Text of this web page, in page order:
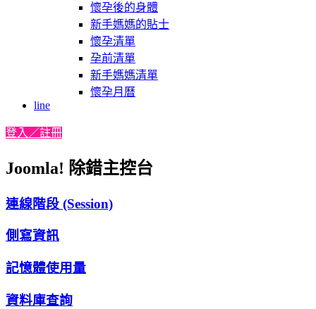
懷孕後的身體
新手媽媽的貼士
懷孕清單
孕前清單
新手媽媽清單
懷孕月曆
line
登入／註冊
Joomla! 除錯主控台
連線階段 (Session)
側寫資訊
記憶體使用量
資料庫查詢